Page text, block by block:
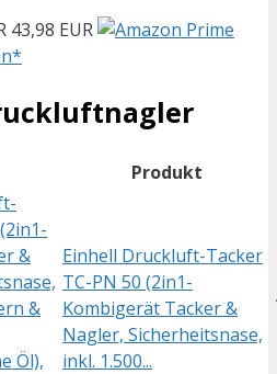
43,98 EUR
Produkt
Einhell Druckluft-Tacker
TC-PN 50 (2in1-
Kombigerät Tacker &
Nagler, Sicherheitsnase,
inkl. 1.500...